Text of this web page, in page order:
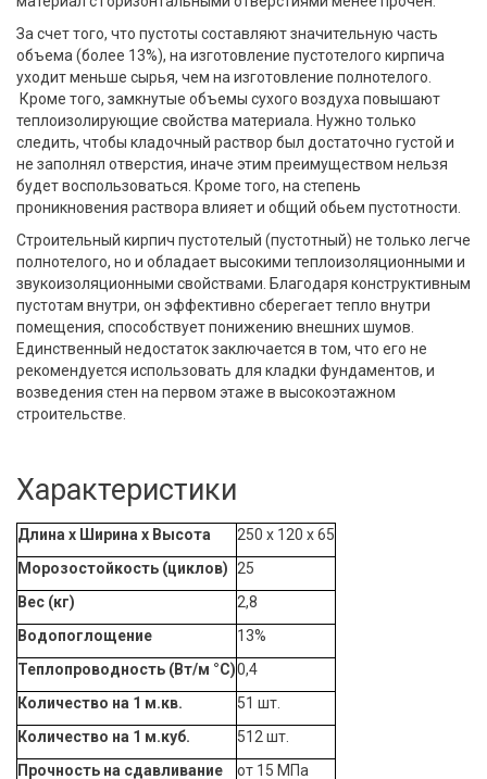
За счет того, что пустоты составляют значительную часть
объема (более 13%), на изготовление пустотелого кирпича
уходит меньше сырья, чем на изготовление полнотелого.
Кроме того, замкнутые объемы сухого воздуха повышают
теплоизолирующие свойства материала. Нужно только
следить, чтобы кладочный раствор был достаточно густой и
не заполнял отверстия, иначе этим преимуществом нельзя
будет воспользоваться. Кроме того, на степень
проникновения раствора влияет и общий обьем пустотности.
Строительный кирпич пустотелый (пустотный) не только легче
полнотелого, но и обладает высокими теплоизоляционными и
звукоизоляционными свойствами. Благодаря конструктивным
пустотам внутри, он эффективно сберегает тепло внутри
помещения, способствует понижению внешних шумов.
Единственный недостаток заключается в том, что его не
рекомендуется использовать для кладки фундаментов, и
возведения стен на первом этаже в высокоэтажном
строительстве.
Характеристики
Длина x Ширина х Высота
250 x 120 х 65
Морозостойкость (циклов)
25
Вес (кг)
2,8
Водопоглощение
13%
Теплопроводность (Вт/м °С)0,4
Количество на 1 м.кв.
51 шт.
Количество на 1 м.куб.
512 шт.
Прочность на сдавливание
от 15 МПа